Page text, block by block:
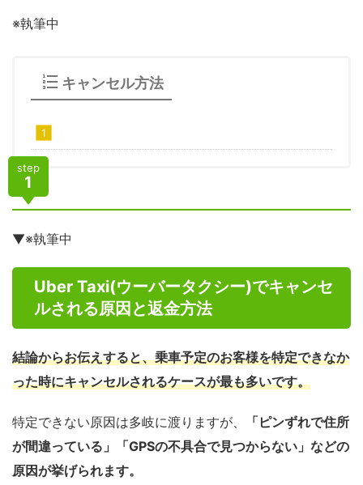
※執筆中
キャンセル方法
step
1
▼※執筆中
Uber Taxi(ウーバータクシー)でキャンセ
ルされる原因と返金方法
結論からお伝えすると、乗車予定のお客様を特定できなか
った時にキャンセルされるケースが最も多いです。
特定できない原因は多岐に渡りますが、
「ピンずれで住所
が間違っている」「GPSの不具合で見つからない」などの
原因が挙げられます。